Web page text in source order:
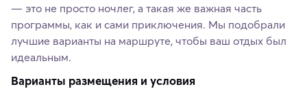
— это не просто ночлег, а такая же важная часть
программы, как и сами приключения. Мы подобрали
лучшие варианты на маршруте, чтобы ваш отдых был
идеальным.
Варианты размещения и условия